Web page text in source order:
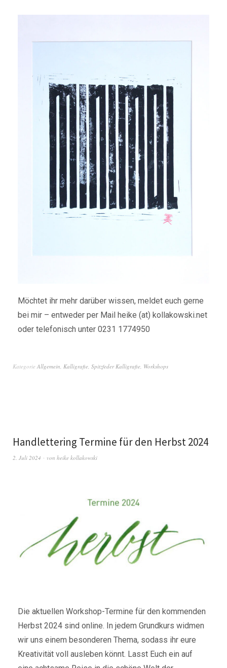
Möchtet ihr mehr darüber wissen, meldet euch gerne
bei mir – entweder per Mail heike (at) kollakowski.net
oder telefonisch unter 0231 1774950
Kategorie Allgemein Kalligrafie Spitzfeder Kalligrafie Workshops
Handlettering Termine für den Herbst 2024
2. Juli 2024 von heike kollakowski
Die aktuellen Workshop-Termine für den kommenden
Herbst 2024 sind online. In jedem Grundkurs widmen
wir uns einem besonderen Thema, sodass ihr eure
Kreativität voll ausleben könnt. Lasst Euch ein auf